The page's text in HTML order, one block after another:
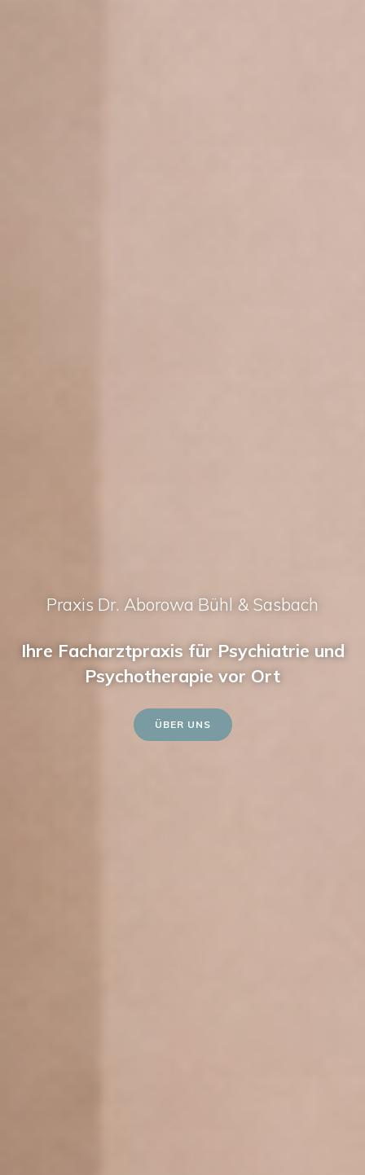
Praxis Dr. Aborowa Bühl & Sasbach
Ihre Facharztpraxis für Psychiatrie und
Psychotherapie vor Ort
ÜBER UNS